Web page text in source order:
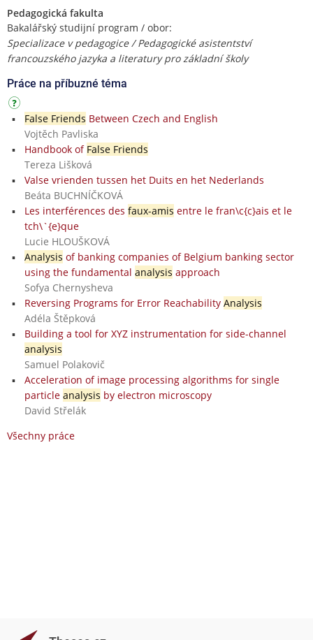
Pedagogická fakulta
Bakalářský studijní program / obor:
Specializace v pedagogice / Pedagogické asistentství
francouzského jazyka a literatury pro základní školy
Práce na příbuzné téma
False Friends Between Czech and English
Vojtěch Pavliska
Handbook of False Friends
Tereza Lišková
Valse vrienden tussen het Duits en het Nederlands
Beáta BUCHNÍČKOVÁ
Les interférences des faux-amis entre le fran\c{c}ais et le
tch\`{e}que
Lucie HLOUŠKOVÁ
Analysis of banking companies of Belgium banking sector
using the fundamental analysis approach
Sofya Chernysheva
Reversing Programs for Error Reachability Analysis
Adéla Štěpková
Building a tool for XYZ instrumentation for side-channel
analysis
Samuel Polakovič
Acceleration of image processing algorithms for single
particle analysis by electron microscopy
David Střelák
Všechny práce